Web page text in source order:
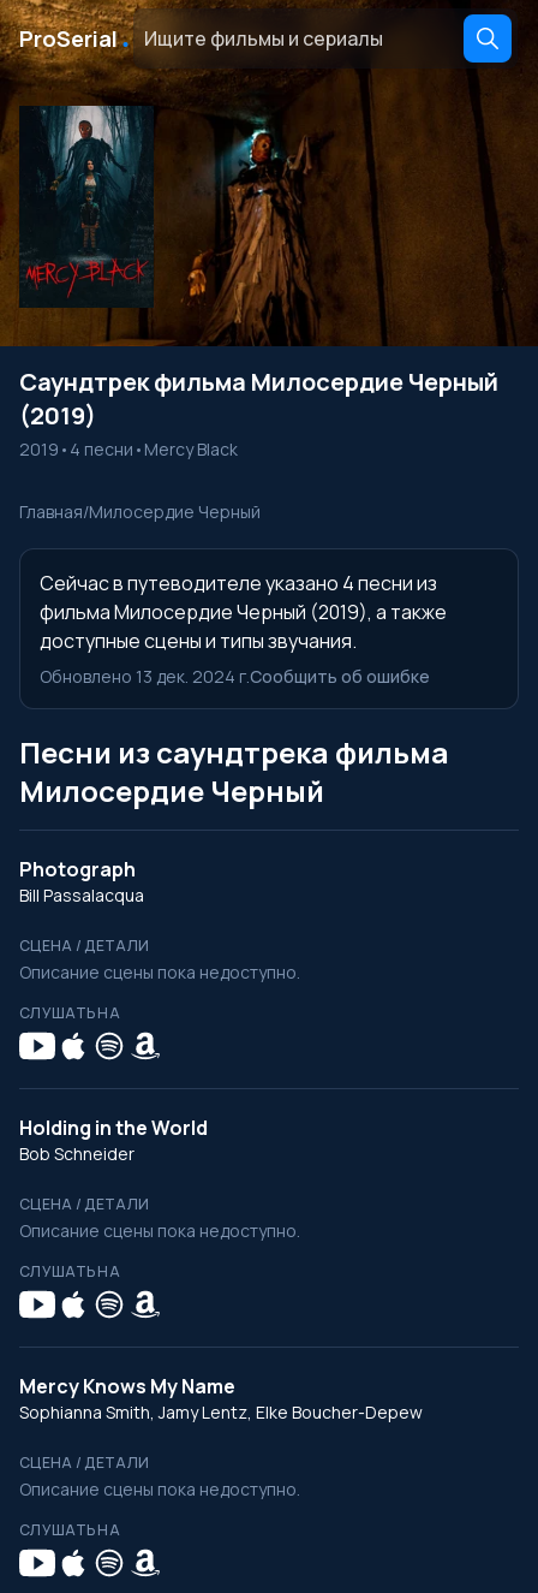
ProSerial․
Саундтрек фильма Милосердие Черный
(2019)
2019 • 4 песни • Mercy Black
Главная/Милосердие Черный
Сейчас в путеводителе указано 4 песни из
фильма Милосердие Черный (2019), а также
доступные сцены и типы звучания.
Обновлено 13 дек. 2024 г.Сообщить об ошибке
Песни из саундтрека фильма
Милосердие Черный
Photograph
Bill Passalacqua
СЦЕНА / ДЕТАЛИ
Описание сцены пока недоступно.
СЛУШАТЬ НА
Holding in the World
Bob Schneider
СЦЕНА / ДЕТАЛИ
Описание сцены пока недоступно.
СЛУШАТЬ НА
Mercy Knows My Name
Sophianna Smith, Jamy Lentz, Elke Boucher-Depew
СЦЕНА / ДЕТАЛИ
Описание сцены пока недоступно.
СЛУШАТЬ НА